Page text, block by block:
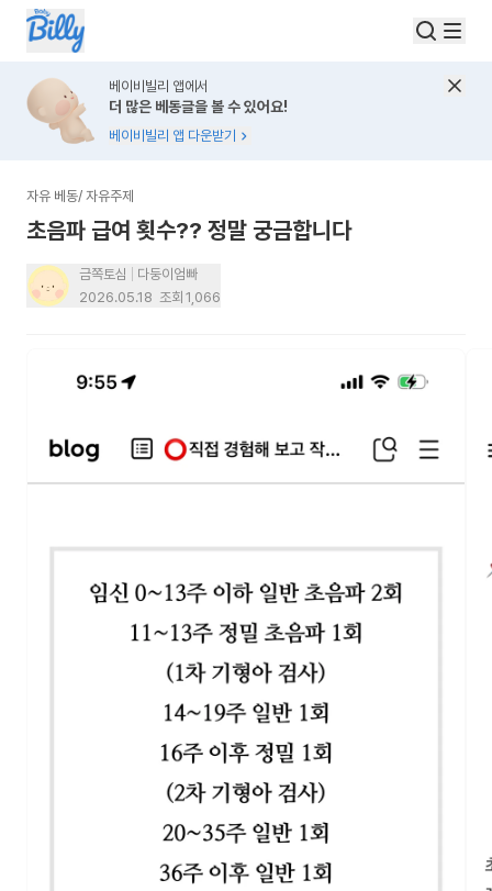
베이비빌리 앱에서
더 많은 베동글을 볼 수 있어요!
베이비빌리 앱 다운받기
자유 베동/ 자유주제
초음파 급여 횟수?? 정말 궁금합니다
금쪽토심
다둥이엄빠
2026.05.18 조회 1,066